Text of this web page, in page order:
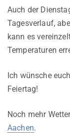
Auch der
Tagesverlauf,
kann es
Temperaturen
Ich wünsche
Feiertag!
Noch mehr
Aachen.